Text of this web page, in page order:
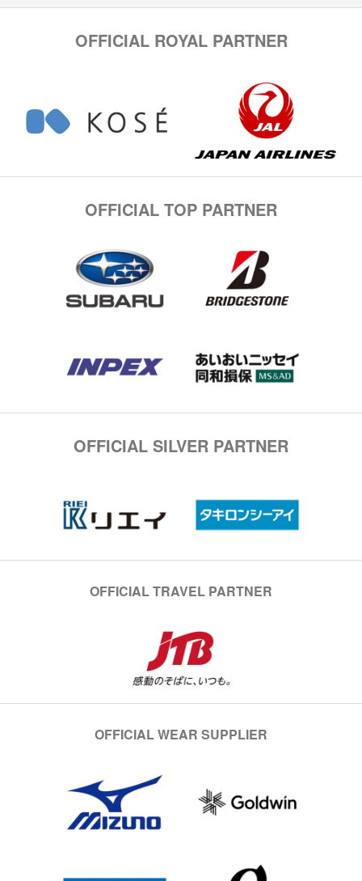
OFFICIAL ROYAL PARTNER
OFFICIAL TOP PARTNER
OFFICIAL SILVER PARTNER
OFFICIAL TRAVEL PARTNER
OFFICIAL WEAR SUPPLIER